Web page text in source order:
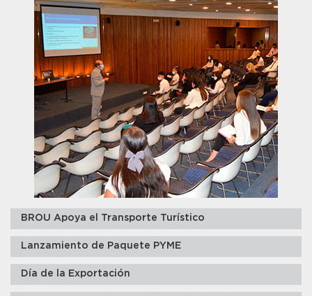
BROU Apoya el Transporte Turístico
Lanzamiento de Paquete PYME
Día de la Exportación